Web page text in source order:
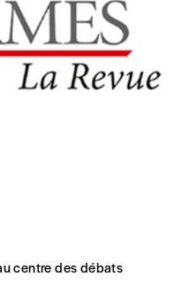
centre des débats